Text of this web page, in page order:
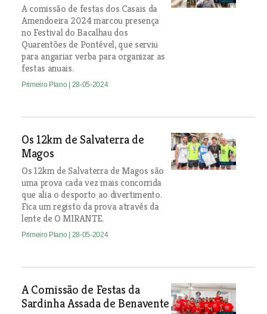
A comissão de festas dos Casais da
Amendoeira 2024 marcou presença
no Festival do Bacalhau dos
Quarentões de Pontével, que serviu
para angariar verba para organizar as
festas anuais.
Primeiro Plano | 28-05-2024
Os 12km de Salvaterra de
Magos
Os 12km de Salvaterra de Magos são
uma prova cada vez mais concorrida
que alia o desporto ao divertimento.
Fica um registo da prova através da
lente de O MIRANTE.
Primeiro Plano | 28-05-2024
A Comissão de Festas da
Sardinha Assada de Benavente